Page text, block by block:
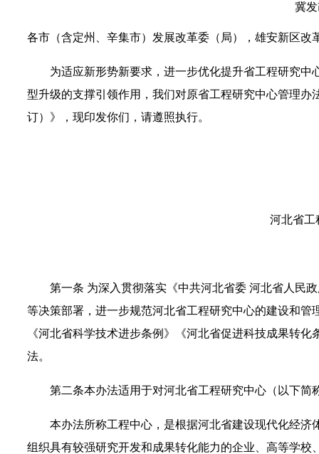
冀
各市（含定州、辛集市）发展改革委（局），雄安新区改
为适应新形势新要求，进一步优化提升省工程研究
型升级的支撑引领作用，我们对原省工程研究中心管理
订）》，现印发你们，请遵照执行。
河北省工
第一条 为深入贯彻落实《中共河北省委 河北省人民
等决策部署，进一步规范河北省工程研究中心的建设和
《河北省科学技术进步条例》《河北省促进科技成果转
法。
第二条本办法适用于对河北省工程研究中心（以下简
本办法所称工程中心，是根据河北省建设现代化经
组织具有较强研究开发和成果转化能力的企业、高等学校